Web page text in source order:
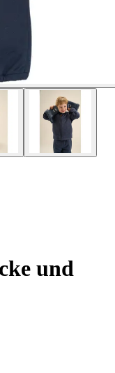
und